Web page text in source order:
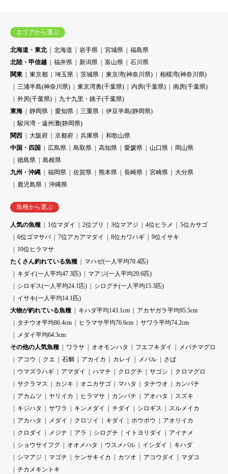
エリアから選ぶ
北海道・東北 北海道 岩手県 宮城県
福島県
北陸・甲信越
福井県 新潟県 富山県
石川県
関東
東京都 埼玉県 茨城県 東京湾(神奈川県)
相模湾(神奈川県)
三浦半島(神奈川県)
東京湾奥(千葉県) 内房(千葉県)
南房(千葉県)
外房(千葉県)
九十九里・銚子(千葉県)
東海
静岡県 愛知県 三重県
伊豆半島(静岡県)
駿河湾・遠州灘(静岡県)
関西
大阪府 京都府 兵庫県
和歌山県
中国・四国
広島県 鳥取県 高知県 愛媛県 山口県
岡山県
徳島県
島根県
九州・沖縄
福岡県 佐賀県 熊本県 長崎県 宮崎県
大分県
鹿児島県
沖縄県
魚種から選ぶ
人気の魚種 1位マダイ 2位ブリ 3位マアジ 4位ヒラメ
5位カサゴ
6位ゴマサバ
7位アカアマダイ 8位カワハギ
9位イサキ
10位ヒラマサ
たくさん釣れている魚種
マハゼ(一人平均70.4匹)
キダイ(一人平均47.3匹)
マアジ(一人平均29.6匹)
シロギス(一人平均24.1匹)
シログチ(一人平均15.3匹)
イサキ(一人平均14.1匹)
大物が釣れている魚種
キハダ平均143.1cm
アカヤガラ平均95.5cm
タチウオ平均86.4cm
ヒラマサ平均76.6cm
サワラ平均74.2cm
メダイ平均64.3cm
その他の人気魚種
ワラサ オオモンハタ フエフキダイ
メバチマグロ
アコウ
クエ 石鯛 アカイカ カレイ メバル
さば
ウマズラハギ
アマダイ ハマチ クログチ サゴシ
クロマグロ
サクラマス
カジキ オニカサゴ マハタ タチウオ
カンパチ
アカムツ
ヤリイカ ヒラマサ カンパチ アオハタ
スズキ
キジハタ
サワラ キンメダイ チダイ シロギス
スルメイカ
アカハタ
メダイ クロソイ キダイ ホウボウ
アオリイカ
クロダイ
メジナ アラ シログチ イトヨリダイ
アイナメ
ショウサイフグ
オオメハタ ウスメバル イシダイ
キハダ
シマアジ
マゴチ ケンサキイカ カツオ アコウダイ
マダコ
チカメキントキ